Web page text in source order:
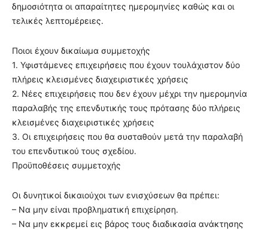
δημοσιότητα οι απαραίτητες ημερομηνίες καθώς και οι
τελικές λεπτομέρειες.
Ποιοι έχουν δικαίωμα συμμετοχής
1. Υφιστάμενες επιχειρήσεις που έχουν τουλάχιστον δύο
πλήρεις κλεισμένες διαχειριστικές χρήσεις
2. Νέες επιχειρήσεις που δεν έχουν μέχρι την ημερομηνία
παραλαβής της επενδυτικής τους πρότασης δύο πλήρεις
κλεισμένες διαχειριστικές χρήσεις
3. Οι επιχειρήσεις που θα συσταθούν μετά την παραλαβή
του επενδυτικού τους σχεδίου.
Προϋποθέσεις συμμετοχής
Οι δυνητικοί δικαιούχοι των ενισχύσεων θα πρέπει:
– Να μην είναι προβληματική επιχείρηση.
– Να μην εκκρεμεί εις βάρος τους διαδικασία ανάκτησης